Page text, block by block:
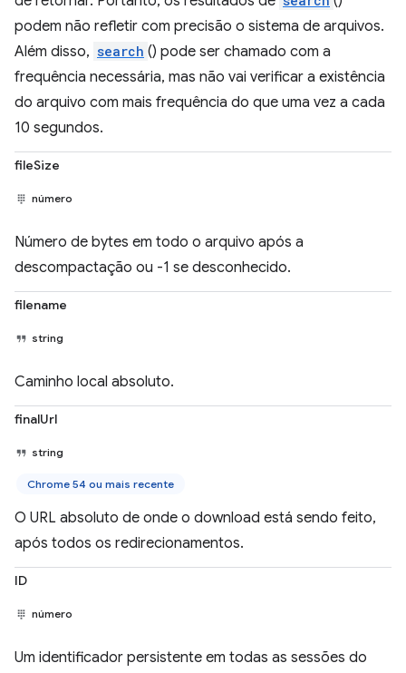
podem não refletir com precisão o sistema de arquivos.
Além disso, search () pode ser chamado com a
frequência necessária, mas não vai verificar a existência
do arquivo com mais frequência do que uma vez a cada
10 segundos.
fileSize
número
Número de bytes em todo o arquivo após a
descompactação ou -1 se desconhecido.
filename
string
Caminho local absoluto.
finalUrl
string
Chrome 54 ou mais recente
O URL absoluto de onde o download está sendo feito,
após todos os redirecionamentos.
ID
número
Um identificador persistente em todas as sessões do